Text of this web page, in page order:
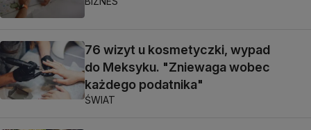
76 wizyt u kosmetyczki, wypad
do Meksyku. "Zniewaga wobec
każdego podatnika"
ŚWIAT